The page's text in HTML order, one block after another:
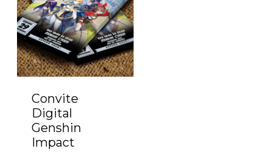
Convite
Digital
Genshin
Impact